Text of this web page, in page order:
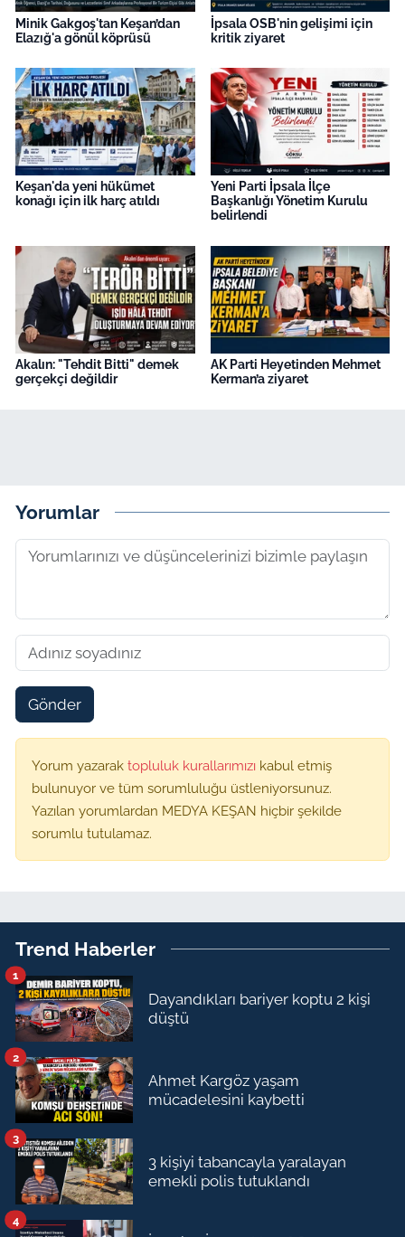
Minik Gakgoş'tan Keşan’dan
Elazığ'a gönül köprüsü
İpsala OSB'nin gelişimi için
kritik ziyaret
Keşan'da yeni hükümet
konağı için ilk harç atıldı
Yeni Parti İpsala İlçe
Başkanlığı Yönetim Kurulu
belirlendi
Akalın: "Tehdit Bitti" demek
gerçekçi değildir
AK Parti Heyetinden Mehmet
Kerman’a ziyaret
Yorumlar
Gönder
Yorum yazarak topluluk kurallarımızı kabul etmiş
bulunuyor ve tüm sorumluluğu üstleniyorsunuz.
Yazılan yorumlardan MEDYA KEŞAN hiçbir şekilde
sorumlu tutulamaz.
Trend Haberler
Dayandıkları bariyer koptu 2 kişi
düştü
1
Ahmet Kargöz yaşam
mücadelesini kaybetti
2
3 kişiyi tabancayla yaralayan
emekli polis tutuklandı
3
4